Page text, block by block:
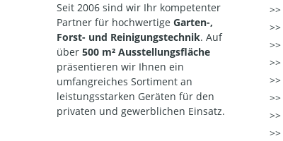
Seit 2006 sind wir Ihr kompetenter
Partner für hochwertige Garten-,
Forst- und Reinigungstechnik. Auf
über 500 m² Ausstellungsfläche
präsentieren wir Ihnen ein
umfangreiches Sortiment an
leistungsstarken Geräten für den
privaten und gewerblichen Einsatz.